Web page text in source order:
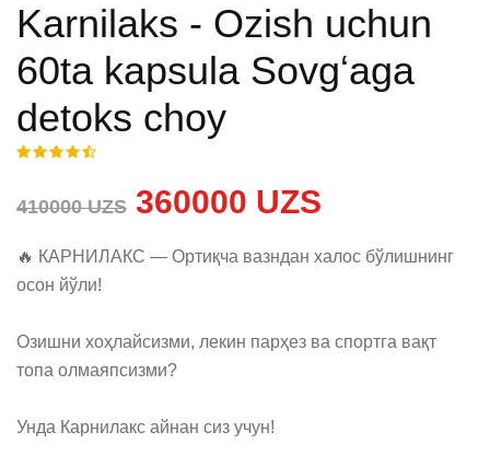
Karnilaks - Ozish uchun
60ta kapsula Sovgʻaga
detoks choy
410000 UZS 360000 UZS
🔥 КАРНИЛАКС — Ортиқча вазндан халос бўлишнинг
осон йўли!
Озишни хоҳлайсизми, лекин парҳез ва спортга вақт
топа олмаяпсизми?
Унда Карнилакс айнан сиз учун!